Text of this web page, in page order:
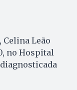
Leão
no Hospital